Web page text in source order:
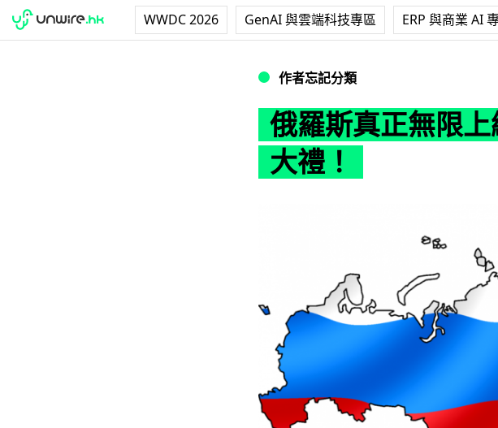
WWDC 2026 GenAI 與雲端科技專區 ERP 與商業 AI
作者忘記分類
俄羅斯真正無限
大禮！